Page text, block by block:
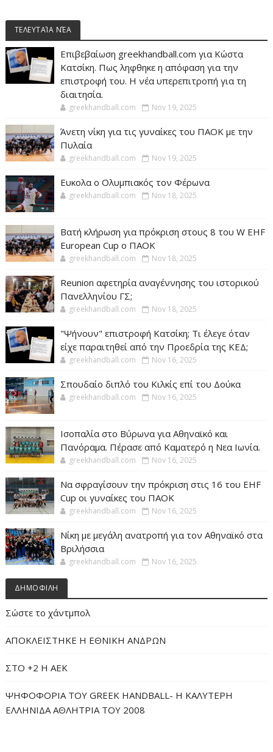
ΤΕΛΕΥΤΑΊΑ ΝΈΑ
Επιβεβαίωση greekhandball.com για Κώστα
Κατσίκη. Πως ληφθηκε η απόφαση για την
επιστροφή του. Η νέα υπερεπιτροπή για τη
διαιτησία.
greekhandball.com Nov 19, 2025
Άνετη νίκη για τις γυναίκες του ΠΑΟΚ με την
Πυλαία
greekhandball.com Nov 19, 2025
Ευκολα ο Ολυμπιακός τον Φέρωνα
greekhandball.com Nov 18, 2025
Βατή κλήρωση για πρόκριση στους 8 του W EHF
European Cup ο ΠΑΟΚ
greekhandball.com Nov 18, 2025
Reunion αφετηρία αναγέννησης του ιστορικού
Πανελληνίου ΓΣ;
greekhandball.com Nov 18, 2025
"Ψήνουν" επιστροφή Κατσίκη; Τι έλεγε όταν
είχε παραιτηθεί από την Προεδρία της ΚΕΔ;
greekhandball.com Nov 16, 2025
Σπουδαίο διπλό του Κιλκίς επί του Δούκα
greekhandball.com Nov 16, 2025
Ισοπαλία στο Βύρωνα για Αθηναϊκό και
Πανόραμα. Πέρασε από Καματερό η Νεα Ιωνία.
greekhandball.com Nov 16, 2025
Να σφραγίσουν την πρόκριση στις 16 του EHF
Cup οι γυναίκες του ΠΑΟΚ
greekhandball.com Nov 16, 2025
Νίκη με μεγάλη ανατροπή για τον Αθηναϊκό στα
Βριλήσσια
greekhandball.com Nov 16, 2025
ΔΗΜΟΦΙΛΗ
Σώστε το χάντμπολ
ΑΠΟΚΛΕΙΣΤΗΚΕ Η ΕΘΝΙΚΗ ΑΝΔΡΩΝ
ΣΤΟ +2 Η ΑΕΚ
ΨΗΦΟΦΟΡΙΑ ΤΟΥ GREEK HANDBALL- H ΚΑΛΥΤΕΡΗ
ΕΛΛΗΝΙΔΑ ΑΘΛΗΤΡΙΑ ΤΟΥ 2008